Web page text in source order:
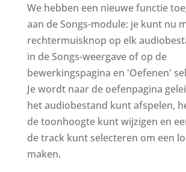
We hebben een nieuwe functie
aan de Songs-module: je kunt nu
rechtermuisknop op elk
in de Songs-weergave of op de
bewerkingspagina en 'Oefenen'
Je wordt naar de oefenpagina
het audiobestand kunt afspelen,
de toonhoogte kunt wijzigen en
de track kunt selecteren om een
maken.